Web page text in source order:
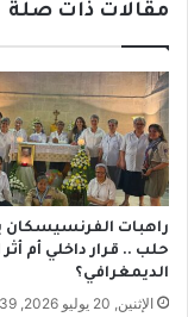
ن
د
ا
ل
ا
ن
ت
خ
ا
ب
ا
ل
ح
ج
ر
ل
م
مقالات ذات صلة
راهبات الفرنسيسكان
حلب .. قرار داخلي أم أثر
الديمغرافي؟
الإثنين, 20 يوليو 2026, 12:39 م